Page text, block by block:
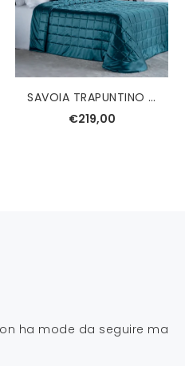
SAVOIA TRAPUNTINO MATRIMONIALE REEVER
€219,00
ha mode da seguire ma